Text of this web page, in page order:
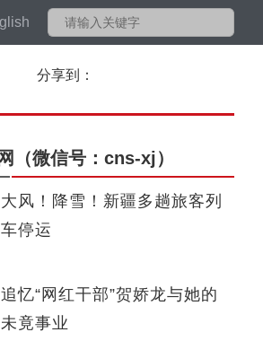
分享到：
（微信号：cns-xj）
大风！降雪！新疆多趟旅客列
车停运
追忆“网红干部”贺娇龙与她的
未竟事业